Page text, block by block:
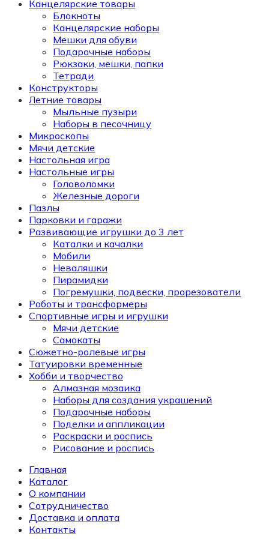
Канцелярские товары
Блокноты
Канцелярские наборы
Мешки для обуви
Подарочные наборы
Рюкзаки, мешки, папки
Тетради
Конструкторы
Летние товары
Мыльные пузыри
Наборы в песочницу
Микроскопы
Мячи детские
Настольная игра
Настольные игры
Головоломки
Железные дороги
Пазлы
Парковки и гаражи
Развивающие игрушки до 3 лет
Каталки и качалки
Мобили
Неваляшки
Пирамидки
Погремушки, подвески, прорезователи
Роботы и трансформеры
Спортивные игры и игрушки
Мячи детские
Самокаты
Сюжетно-ролевые игры
Татуировки временные
Хобби и творчество
Алмазная мозаика
Наборы для создания украшений
Подарочные наборы
Поделки и аппликации
Раскраски и роспись
Рисование и роспись
Главная
Каталог
О компании
Сотрудничество
Доставка и оплата
Контакты